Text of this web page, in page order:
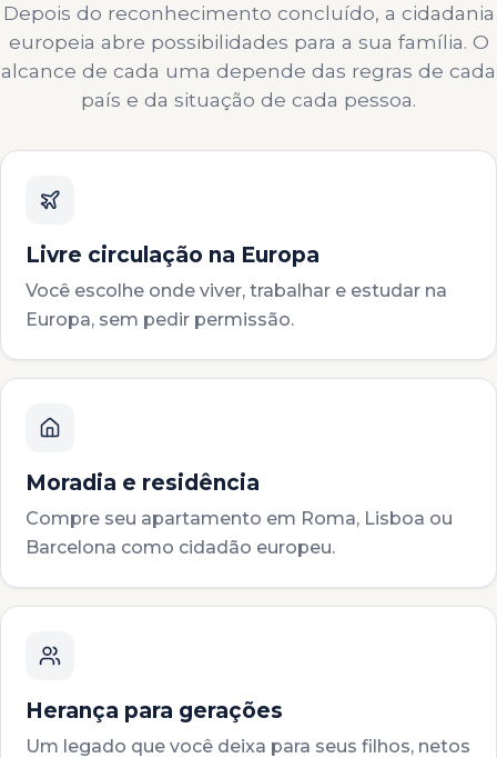
Depois do reconhecimento concluído, a cidadania
europeia abre possibilidades para a sua família. O
alcance de cada uma depende das regras de cada
país e da situação de cada pessoa.
Livre circulação na Europa
Você escolhe onde viver, trabalhar e estudar na
Europa, sem pedir permissão.
Moradia e residência
Compre seu apartamento em Roma, Lisboa ou
Barcelona como cidadão europeu.
Herança para gerações
Um legado que você deixa para seus filhos, netos